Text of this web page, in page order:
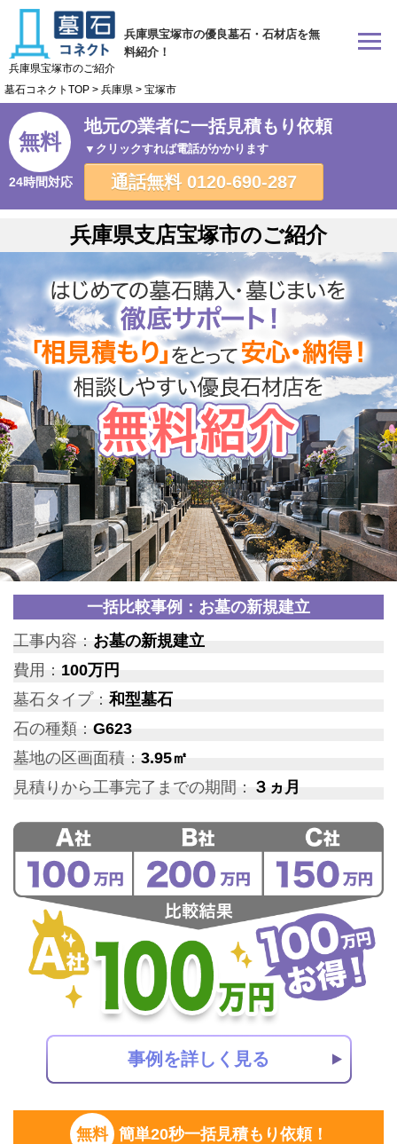
兵庫県宝塚市の優良墓石・石材店を無
料紹介！
兵庫県宝塚市のご紹介
墓石コネクトTOP > 兵庫県 > 宝塚市
無料
24時間対応
地元の業者に一括見積もり依頼
▼クリックすれば電話がかかります
通話無料 0120-690-287
兵庫県支店宝塚市のご紹介
無料 簡単20秒一括見積もり依頼！
一括比較事例：お墓の新規建立
工事内容： お墓の新規建立
費用： 100万円
墓石タイプ：和型墓石
石の種類： G623
墓地の区画面積： 3.95㎡
見積りから工事完了までの期間： ３ヵ月
事例を詳しく見る